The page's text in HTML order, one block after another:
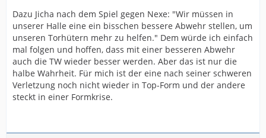
Dazu Jicha nach dem Spiel gegen Nexe: "Wir müssen in
unserer Halle eine ein bisschen bessere Abwehr stellen, um
unseren Torhütern mehr zu helfen." Dem würde ich einfach
mal folgen und hoffen, dass mit einer besseren Abwehr
auch die TW wieder besser werden. Aber das ist nur die
halbe Wahrheit. Für mich ist der eine nach seiner schweren
Verletzung noch nicht wieder in Top-Form und der andere
steckt in einer Formkrise.